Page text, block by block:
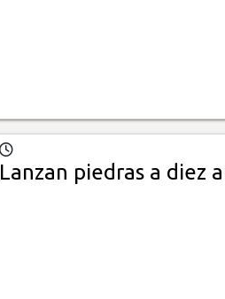
Lanzan piedras a diez